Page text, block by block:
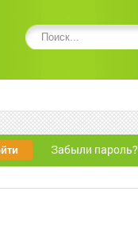
Забыли пароль?